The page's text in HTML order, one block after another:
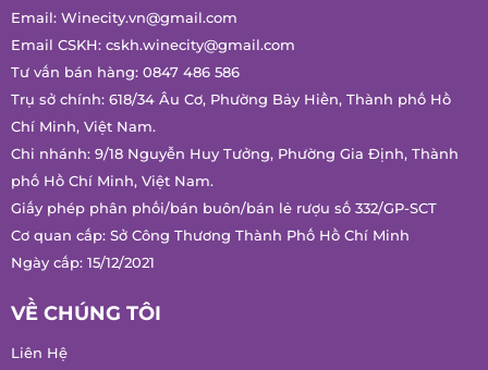
Email: Winecity.vn@gmail.com
Email CSKH: cskh.winecity@gmail.com
Tư vấn bán hàng: 0847 486 586
Trụ sở chính: 618/34 Âu Cơ, Phường Bảy Hiền, Thành phố Hồ
Chí Minh, Việt Nam.
Chi nhánh: 9/18 Nguyễn Huy Tưởng, Phường Gia Định, Thành
phố Hồ Chí Minh, Việt Nam.
Giấy phép phân phối/bán buôn/bán lẻ rượu số 332/GP-SCT
Cơ quan cấp: Sở Công Thương Thành Phố Hồ Chí Minh
Ngày cấp: 15/12/2021
VỀ CHÚNG TÔI
Liên Hệ